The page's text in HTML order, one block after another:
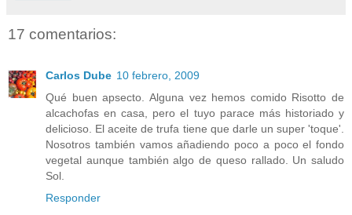
17 comentarios:
Carlos Dube 10 febrero, 2009
Qué buen apsecto. Alguna vez hemos comido Risotto de
alcachofas en casa, pero el tuyo parace más historiado y
delicioso. El aceite de trufa tiene que darle un super 'toque'.
Nosotros también vamos añadiendo poco a poco el fondo
vegetal aunque también algo de queso rallado. Un saludo
Sol.
Responder